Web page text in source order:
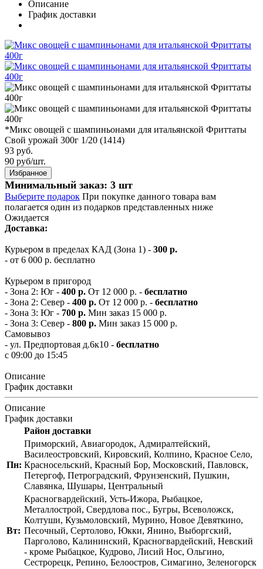
Описание
График доставки
*Микс овощей с шампиньонами для итальянской Фриттаты
Свой урожай 300г 1/20 (1414)
93 руб.
90 руб/шт.
Избранное
Минимальный заказ: 3 шт
Выберите подарок При покупке данного товара вам
полагается один из подарков представленных ниже
Ожидается
Доставка:
Курьером в пределах КАД (Зона 1) - 300 р.
- от 6 000 р. бесплатно
Курьером в пригород
- Зона 2: Юг - 400 р. От 12 000 р. - бесплатно
- Зона 2: Север - 400 р. От 12 000 р. - бесплатно
- Зона 3: Юг - 700 р. Мин заказ 15 000 р.
- Зона 3: Север - 800 р. Мин заказ 15 000 р.
Самовывоз
- ул. Предпортовая д.6к10 - бесплатно
с 09:00 до 15:45
Описание
График доставки
Описание
График доставки
Район доставки
Пн:
Приморский, Авиагородок, Адмиралтейский,
Василеостровский, Кировский, Колпино, Красное Село,
Красносельский, Красный Бор, Московский, Павловск,
Петергоф, Петроградский, Фрунзенский, Пушкин,
Славянка, Шушары, Центральный
Вт:
Красногвардейский, Усть-Ижора, Рыбацкое,
Металлострой, Свердлова пос., Бугры, Всеволожск,
Колтуши, Кузьмоловский, Мурино, Новое Девяткино,
Песочный, Сертолово, Юкки, Янино, Выборгский,
Парголово, Калининский, Красногвардейский, Невский
- кроме Рыбацкое, Кудрово, Лисий Нос, Ольгино,
Сестрорецк, Репино, Белоостров, Симагино, Зеленогорск